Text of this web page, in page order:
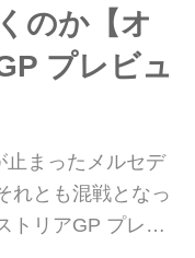
のか【オ
プレビュ
止まったメルセデ
れとも混戦となっ
トリアGP プレビ